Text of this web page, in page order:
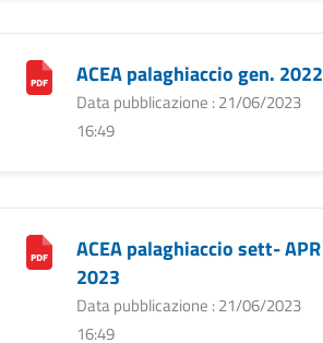
ACEA palaghiaccio gen. 2022
Data pubblicazione : 21/06/2023
16:49
ACEA palaghiaccio sett- APR
2023
Data pubblicazione : 21/06/2023
16:49